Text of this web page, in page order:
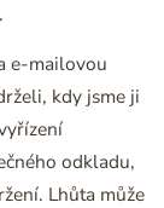
e-mailovou
kdy jsme ji
odkladu,
Lhůta může